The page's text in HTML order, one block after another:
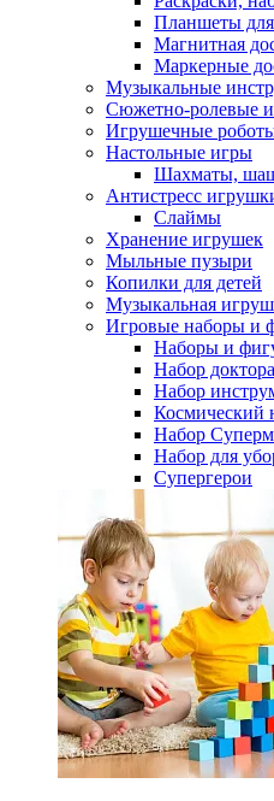
Планшеты
Магнитная
Маркерные
Музыкальные
Сюжетно-ролевые
Игрушечные
Настольные игры
Шахматы,
Антистресс
Слаймы
Хранение игрушек
Мыльные пузыри
Копилки для детей
Музыкальная
Игровые наборы и
Наборы и
Набор доктора
Набор
Космический
Hабор
Набор для
Супергерои